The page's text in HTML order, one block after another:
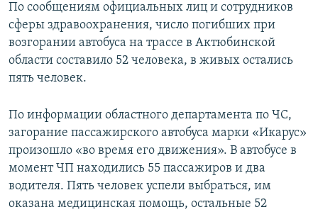
По сообщениям официальных лиц и сотрудников
сферы здравоохранения, число погибших при
возгорании автобуса на трассе в Актюбинской
области составило 52 человека, в живых остались
пять человек.
По информации областного департамента по ЧС,
загорание пассажирского автобуса марки «Икарус»
произошло «во время его движения». В автобусе в
момент ЧП находились 55 пассажиров и два
водителя. Пять человек успели выбраться, им
оказана медицинская помощь, остальные 52